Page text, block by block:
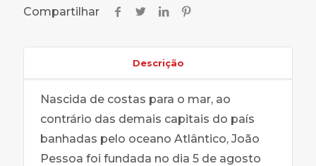
Compartilhar
Descrição
Nascida de costas para o mar, ao
contrário das demais capitais do país
banhadas pelo oceano Atlântico, João
Pessoa foi fundada no dia 5 de agosto